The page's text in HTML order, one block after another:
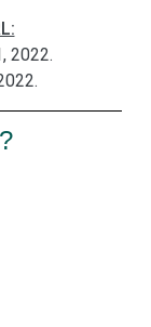
2022.